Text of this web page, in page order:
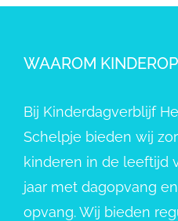
WAAROM
Bij Kinderdagverblijf
Schelpje bieden wij
kinderen in de leeftijd
jaar met dagopvang
opvang. Wij bieden